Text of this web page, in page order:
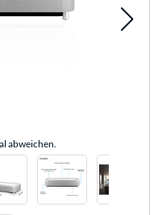
abweichen.